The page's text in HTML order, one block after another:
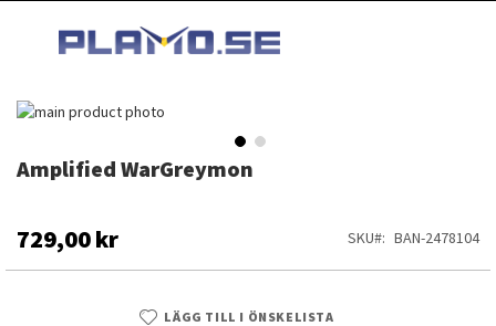
INNEHÅLLET
Amplified WarGreymon
729,00 kr SKU BAN-2478104
LÄGG TILL I ÖNSKELISTA
Hoppa
av
Hoppa
av
bildgalleriet